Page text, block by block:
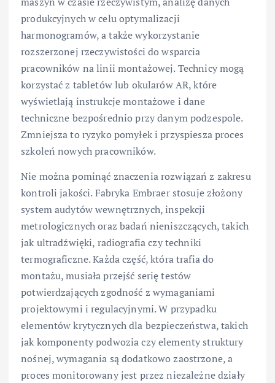
produkcyjnych w celu optymalizacji
harmonogramów, a także wykorzystanie
rozszerzonej rzeczywistości do wsparcia
pracowników na linii montażowej. Technicy mogą
korzystać z tabletów lub okularów AR, które
wyświetlają instrukcje montażowe i dane
techniczne bezpośrednio przy danym podzespole.
Zmniejsza to ryzyko pomyłek i przyspiesza proces
szkoleń nowych pracowników.
Nie można pominąć znaczenia rozwiązań z zakresu
kontroli jakości. Fabryka Embraer stosuje złożony
system audytów wewnętrznych, inspekcji
metrologicznych oraz badań nieniszczących, takich
jak ultradźwięki, radiografia czy techniki
termograficzne. Każda część, która trafia do
montażu, musiała przejść serię testów
potwierdzających zgodność z wymaganiami
projektowymi i regulacyjnymi. W przypadku
elementów krytycznych dla bezpieczeństwa, takich
jak komponenty podwozia czy elementy struktury
nośnej, wymagania są dodatkowo zaostrzone, a
proces monitorowany jest przez niezależne działy